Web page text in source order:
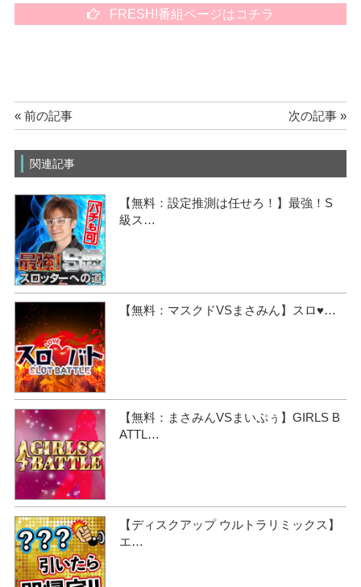
FRESH!番組ページはコチラ
« 前の記事 次の記事 »
関連記事
【無料：設定推測は任せろ！】最強！S
級ス…
【無料：マスクドVSまさみん】スロ♥…
【無料：まさみんVSまいぷぅ】GIRLS B
ATTL…
【ディスクアップ ウルトラリミックス】
エ…